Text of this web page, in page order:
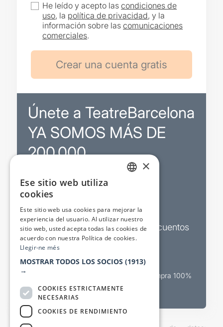
He leído y acepto lascondiciones de
uso, la política de privacidad, y la
información sobre lascomunicaciones
comerciales.
Únete a TeatreBarcelona
YA SOMOS MÁS DE
200.000
Promociones
Sorteos exclusivos
Boletines de actualidad y descuentos
Valora espectáculos
Canal oficial de venta teatral Compra 100%
segura
×
Ese sitio web utiliza
cookies
Este sitio web usa cookies para mejorar la
experiencia del usuario. Al utilizar nuestro
sitio web, usted acepta todas las cookies de
acuerdo con nuestra Política de cookies.
Llegir-ne més
MOSTRAR TODOS LOS SOCIOS (1913)
→
COOKIES ESTRICTAMENTE
NECESARIAS
COOKIES DE RENDIMIENTO